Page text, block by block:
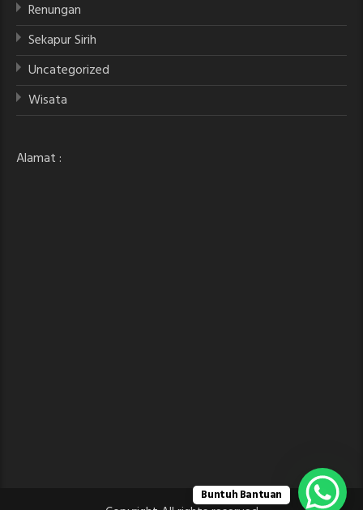
Renungan
Sekapur Sirih
Uncategorized
Wisata
Alamat :
Buntuh Bantuan